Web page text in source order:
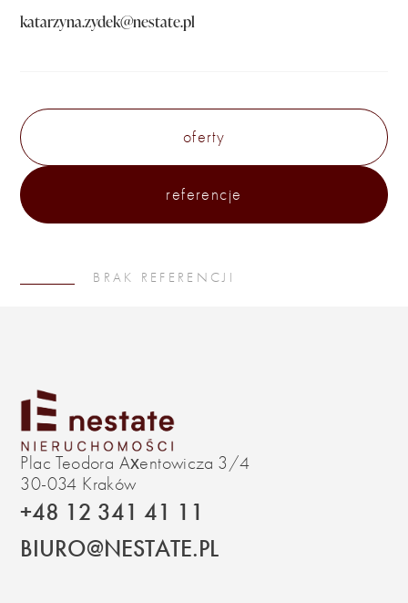
katarzyna.zydek@nestate.pl
oferty
referencje
BRAK REFERENCJI
Plac Teodora Axentowicza 3/4
30-034 Kraków
+48 12 341 41 11
BIURO@NESTATE.PL